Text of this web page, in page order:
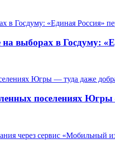
выборах в Госдуму:
поселениях Югры